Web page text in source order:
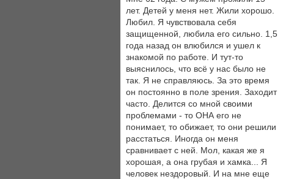
лет. Детей у меня нет. Жили хорошо.
Любил. Я чувствовала себя
защищенной, любила его сильно. 1,5
года назад он влюбился и ушел к
знакомой по работе. И тут-то
выяснилось, что всё у нас было не
так. Я не справляюсь. За это время
он постоянно в поле зрения. Заходит
часто. Делится со мной своими
проблемами - то ОНА его не
понимает, то обижает, то они решили
расстаться. Иногда он меня
сравнивает с ней. Мол, какая же я
хорошая, а она грубая и хамка... Я
человек нездоровый. И на мне еще